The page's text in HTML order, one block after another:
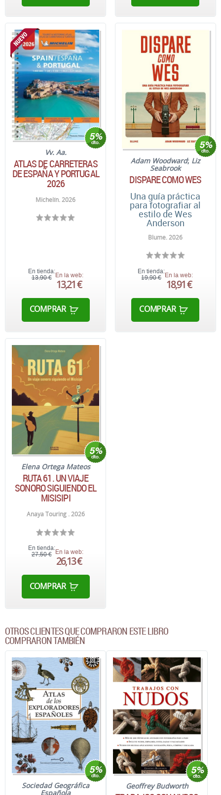
Vv. Aa.
ATLAS DE CARRETERAS
DE ESPAÑA Y PORTUGAL
2026
Michelín. 2026
En tienda:
13,90 € En la web:
13,21 €
COMPRAR
Adam Woodward; Liz
Seabrook
DISPARE COMO WES
Una guía práctica
para fotografiar al
estilo de Wes
Anderson
Blume. 2026
En tienda:
19,90 € En la web:
18,91 €
COMPRAR
Elena Ortega Mateos
RUTA 61. UN VIAJE
SONORO SIGUIENDO EL
MISISIPI
Anaya Touring . 2026
En tienda:
27,50 € En la web:
26,13 €
COMPRAR
OTROS CLIENTES QUE COMPRARON ESTE LIBRO
COMPRARON TAMBIÉN
Sociedad Geográfica
Española
Geoffrey Budworth